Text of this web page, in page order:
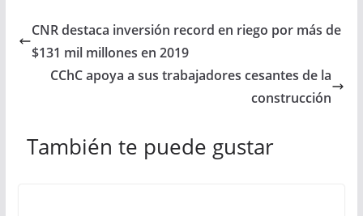
CNR destaca inversión record en riego por más de
$131 mil millones en 2019
CChC apoya a sus trabajadores cesantes de la
construcción
También te puede gustar